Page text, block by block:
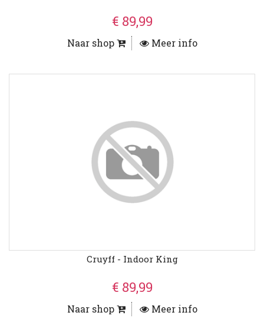
€ 89,99
Naar shop Meer info
Cruyff - Indoor King
€ 89,99
Naar shop Meer info